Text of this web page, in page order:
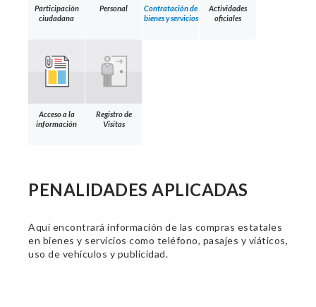
Participación
ciudadana
Personal
Contratación de
bienes y servicios
Actividades
oficiales
Acceso a la
información
Registro de
Visitas
PENALIDADES APLICADAS
Aquí encontrará información de las compras estatales
en bienes y servicios como teléfono, pasajes y viáticos,
uso de vehículos y publicidad.